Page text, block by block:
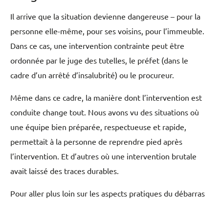
Il arrive que la situation devienne dangereuse – pour la
personne elle-même, pour ses voisins, pour l’immeuble.
Dans ce cas, une intervention contrainte peut être
ordonnée par le juge des tutelles, le préfet (dans le
cadre d’un arrêté d’insalubrité) ou le procureur.
Même dans ce cadre, la manière dont l’intervention est
conduite change tout. Nous avons vu des situations où
une équipe bien préparée, respectueuse et rapide,
permettait à la personne de reprendre pied après
l’intervention. Et d’autres où une intervention brutale
avait laissé des traces durables.
Pour aller plus loin sur les aspects pratiques du débarras